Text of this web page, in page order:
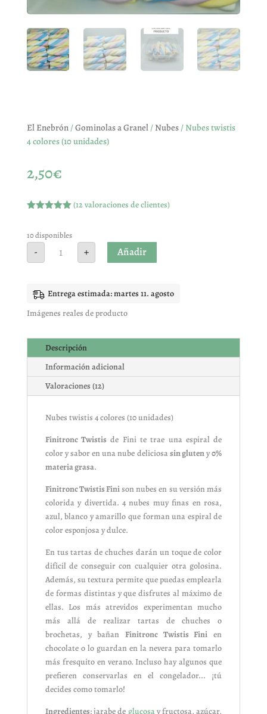
El Enebrón/Gominolas a Granel/ Nubes/ Nubes twistis
4 colores (10 unidades)
2,50€
5 en base
a
valoracione
(12valoraciones de clientes)
10 disponibles
- twistis
cantidad
+ Añadir
Entrega estimada: martes 11. agosto
Imágenes reales de producto
Descripción
Información adicional
Valoraciones (12)
Nubes twistis 4 colores (10 unidades)
Finitronc Twistis de Fini te trae una espiral de
color y sabor en una nube deliciosa sin gluteny0%
materia grasa.
Finitronc Twistis Finison nubes en su versión más
colorida y divertida. 4 nubes muy finas en rosa,
azul, blanco y amarillo que forman una espiral de
color esponjosa y dulce.
En tus tartas de chuches darán un toque de color
difícil de conseguir con cualquier otra golosina.
Además, su textura permite que puedas emplearla
de formas distintas y que disfrutes al máximo de
ellas. Los más atrevidos experimentan mucho
más allá de realizar tartas de chuches o
brochetas, y bañan Finitronc Twistis Fini en
chocolate o lo guardan en la nevera para tomarlo
más fresquito en verano. Incluso hay algunos que
prefieren conservarlas en el congelador... ¡tú
decides como tomarlo!
Ingredientes: jarabe de glucosa y fructosa, azúcar,